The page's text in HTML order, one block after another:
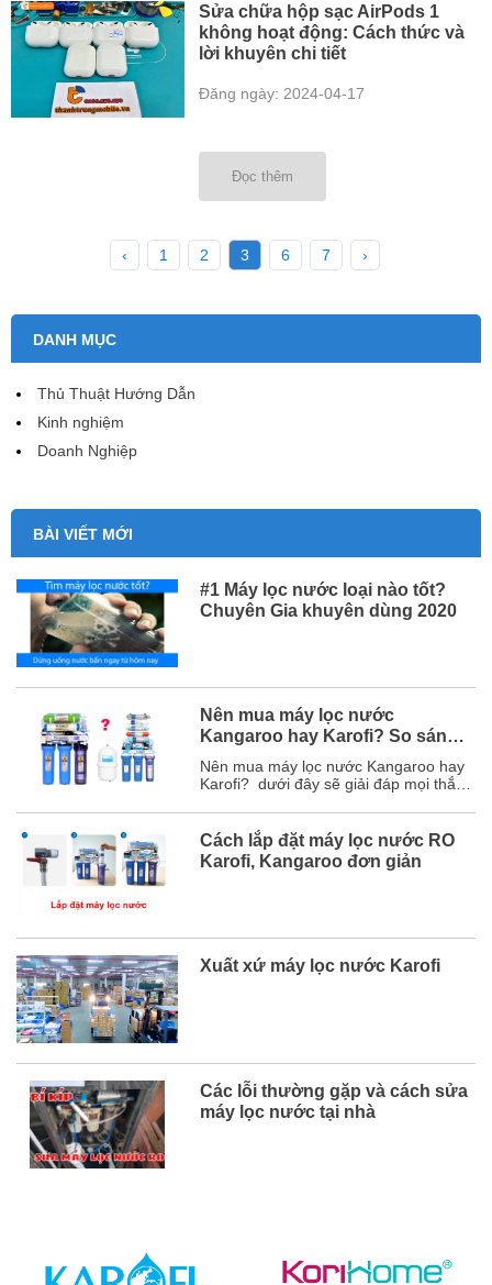
Sửa chữa hộp sạc AirPods 1
không hoạt động: Cách thức và
lời khuyên chi tiết
Đăng ngày: 2024-04-17
Đọc thêm
‹ 1 2 3 6 7 ›
DANH MỤC
Thủ Thuật Hướng Dẫn
Kinh nghiệm
Doanh Nghiệp
BÀI VIẾT MỚI
#1 Máy lọc nước loại nào tốt?
Chuyên Gia khuyên dùng 2020
Nên mua máy lọc nước
Kangaroo hay Karofi? So sánh
chi tiết
Nên mua máy lọc nước Kangaroo hay
Karofi? dưới đây sẽ giải đáp mọi thắc
này, bạn sẽ chọn được hãng máy lọc
nước phù hợp với mình. Mục lục 1. So
sánh chi tiết máy lọc nước Karofi và
Kangaroo ...
Cách lắp đặt máy lọc nước RO
Karofi, Kangaroo đơn giản
Xuất xứ máy lọc nước Karofi
Các lỗi thường gặp và cách sửa
máy lọc nước tại nhà